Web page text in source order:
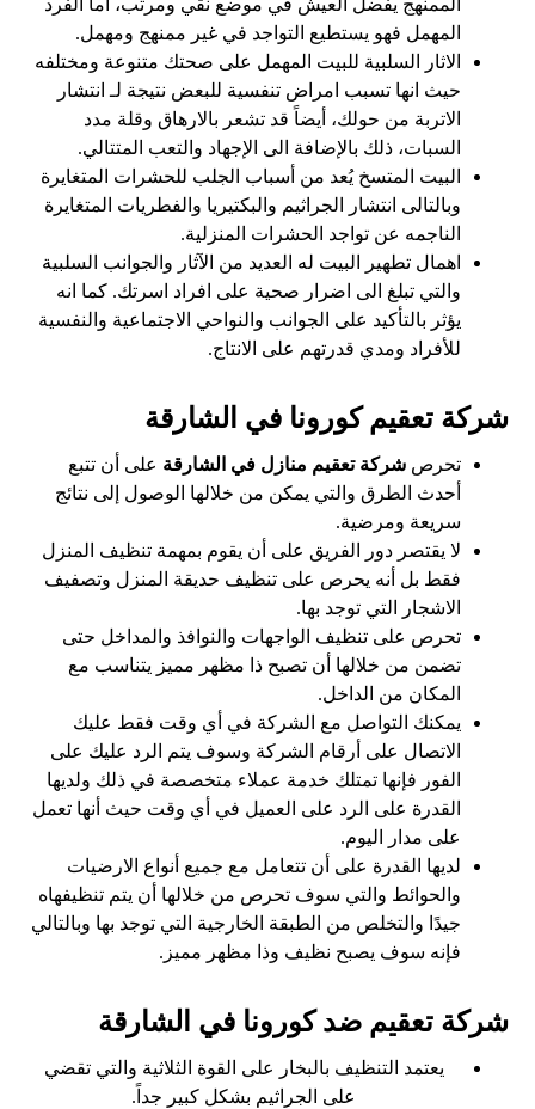
الممنهج يفضل العيش في موضع نقي ومرتب، اما الفرد
المهمل فهو يستطيع التواجد في غير ممنهج ومهمل.
الاثار السلبية للبيت المهمل على صحتك متنوعة ومختلفه
حيث انها تسبب امراض تنفسية للبعض نتيجة لـ انتشار
الاتربة من حولك، أيضاً قد تشعر بالارهاق وقلة مدد
السبات، ذلك بالإضافة الى الإجهاد والتعب المتتالي.
البيت المتسخ يُعد من أسباب الجلب للحشرات المتغايرة
وبالتالى انتشار الجراثيم والبكتيريا والفطريات المتغايرة
الناجمه عن تواجد الحشرات المنزلية.
اهمال تطهير البيت له العديد من الآثار والجوانب السلبية
والتي تبلغ الى اضرار صحية على افراد اسرتك. كما انه
يؤثر بالتأكيد على الجوانب والنواحي الاجتماعية والنفسية
للأفراد ومدي قدرتهم على الانتاج.
شركة تعقيم كورونا في الشارقة
تحرصشركة تعقيم منازل في الشارقة على أن تتبع
أحدث الطرق والتي يمكن من خلالها الوصول إلى نتائج
سريعة ومرضية.
لا يقتصر دور الفريق على أن يقوم بمهمة تنظيف المنزل
فقط بل أنه يحرص على تنظيف حديقة المنزل وتصفيف
الاشجار التي توجد بها.
تحرص على تنظيف الواجهات والنوافذ والمداخل حتى
تضمن من خلالها أن تصبح ذا مظهر مميز يتناسب مع
المكان من الداخل.
يمكنك التواصل مع الشركة في أي وقت فقط عليك
الاتصال على أرقام الشركة وسوف يتم الرد عليك على
الفور فإنها تمتلك خدمة عملاء متخصصة في ذلك ولديها
القدرة على الرد على العميل في أي وقت حيث أنها تعمل
على مدار اليوم.
لديها القدرة على أن تتعامل مع جميع أنواع الارضيات
والحوائط والتي سوف تحرص من خلالها أن يتم تنظيفهاه
جيدًا والتخلص من الطبقة الخارجية التي توجد بها وبالتالي
فإنه سوف يصبح نظيف وذا مظهر مميز.
شركة تعقيم ضد كورونا في الشارقة
يعتمد التنظيف بالبخار على القوة الثلاثية والتي تقضي
على الجراثيم بشكل كبير جداً.